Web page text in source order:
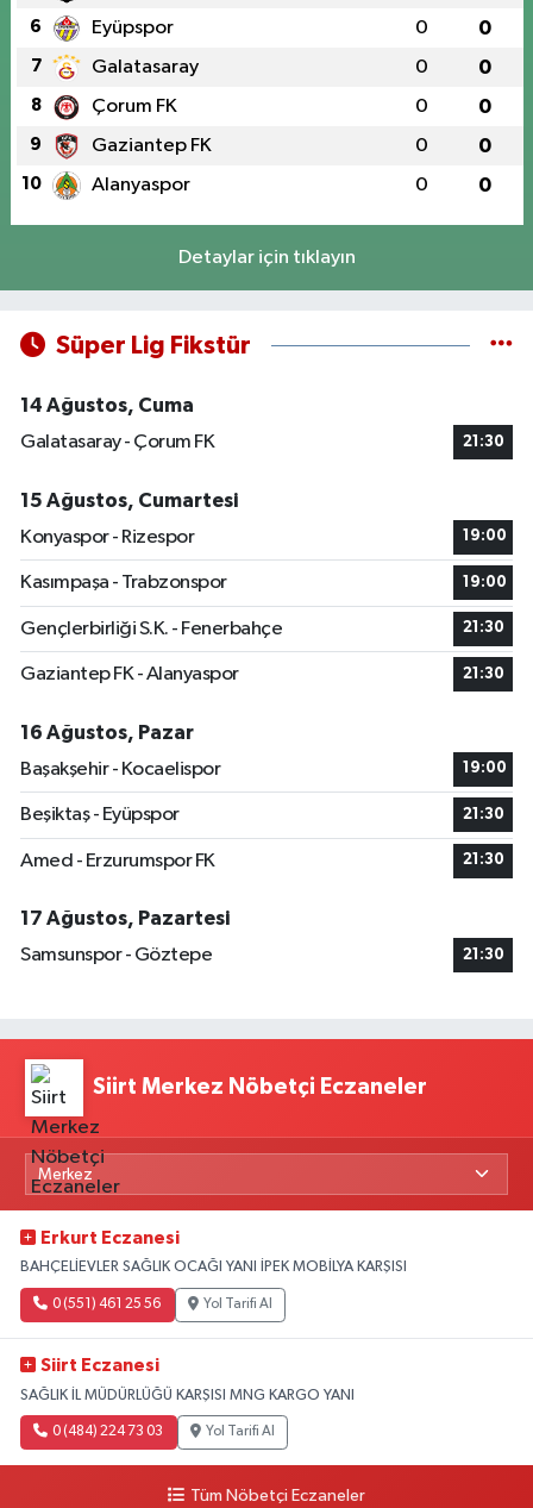
6 Eyüpspor 0 0
7 Galatasaray 0 0
8 Çorum FK 0 0
9 Gaziantep FK 0 0
10 Alanyaspor 0 0
Detaylar için tıklayın
Süper Lig Fikstür
14 Ağustos, Cuma
Galatasaray - Çorum FK
21:30
15 Ağustos, Cumartesi
Konyaspor - Rizespor
19:00
Kasımpaşa - Trabzonspor 19:00
Gençlerbirliği S.K. - Fenerbahçe 21:30
Gaziantep FK - Alanyaspor 21:30
16 Ağustos, Pazar
Başakşehir - Kocaelispor
19:00
Beşiktaş - Eyüpspor 21:30
Amed - Erzurumspor FK 21:30
17 Ağustos, Pazartesi
Samsunspor - Göztepe
21:30
Siirt Merkez Nöbetçi Eczaneler
Erkurt Eczanesi
BAHÇELİEVLER SAĞLIK OCAĞI YANI İPEK MOBİLYA KARŞISI
0 (551) 461 25 56 Yol Tarifi Al
Siirt Eczanesi
SAĞLIK İL MÜDÜRLÜĞÜ KARŞISI MNG KARGO YANI
0 (484) 224 73 03 Yol Tarifi Al
Tüm Nöbetçi Eczaneler